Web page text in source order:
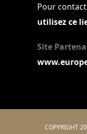
Pour
utilisez ce
Site
COPYRIGHT